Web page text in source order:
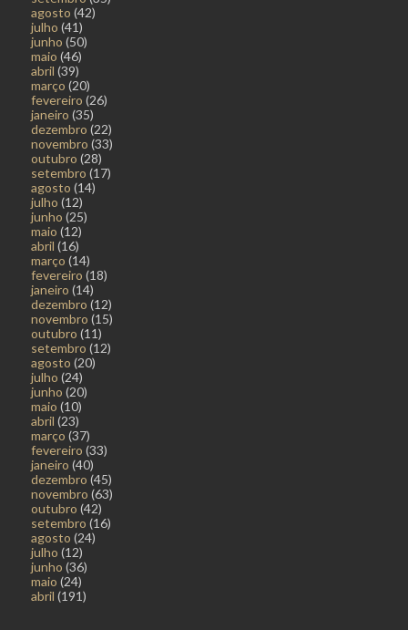
agosto (42)
julho (41)
junho (50)
maio (46)
abril (39)
março (20)
fevereiro (26)
janeiro (35)
dezembro (22)
novembro (33)
outubro (28)
setembro (17)
agosto (14)
julho (12)
junho (25)
maio (12)
abril (16)
março (14)
fevereiro (18)
janeiro (14)
dezembro (12)
novembro (15)
outubro (11)
setembro (12)
agosto (20)
julho (24)
junho (20)
maio (10)
abril (23)
março (37)
fevereiro (33)
janeiro (40)
dezembro (45)
novembro (63)
outubro (42)
setembro (16)
agosto (24)
julho (12)
junho (36)
maio (24)
abril (191)